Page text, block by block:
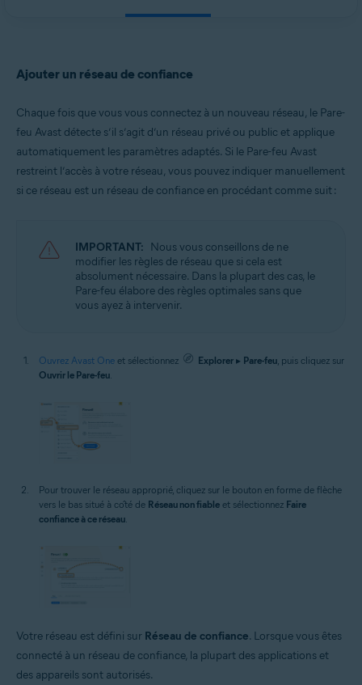
Ajouter un réseau de confiance
Chaque fois que vous vous connectez à un nouveau réseau, le Pare-
feu Avast détecte s’il s’agit d’un réseau privé ou public et applique
automatiquement les paramètres adaptés. Si le Pare-feu Avast
restreint l’accès à votre réseau, vous pouvez indiquer manuellement
si ce réseau est un réseau de confiance en procédant comme suit :
IMPORTANT: Nous vous conseillons de ne
modifier les règles de réseau que si cela est
absolument nécessaire. Dans la plupart des cas, le
Pare-feu élabore des règles optimales sans que
vous ayez à intervenir.
Ouvrez Avast One et sélectionnez Explorer ▸ Pare-feu, puis cliquez sur
Ouvrir le Pare-feu.
Pour trouver le réseau approprié, cliquez sur le bouton en forme de flèche
vers le bas situé à côté de Réseau non fiable et sélectionnez Faire
confiance à ce réseau.
Votre réseau est défini sur Réseau de confiance. Lorsque vous êtes
connecté à un réseau de confiance, la plupart des applications et
des appareils sont autorisés.